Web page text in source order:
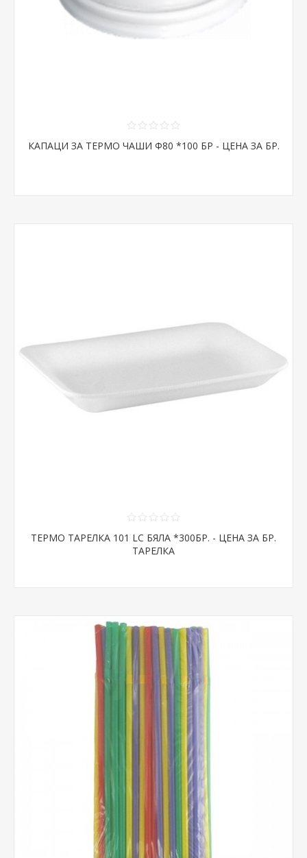
КАПАЦИ ЗА ТЕРМО ЧАШИ Ф80 *100 БР - ЦЕНА ЗА БР.
ТЕРМО ТАРЕЛКА 101 LC БЯЛА *300БР. - ЦЕНА ЗА БР.
ТАРЕЛКА